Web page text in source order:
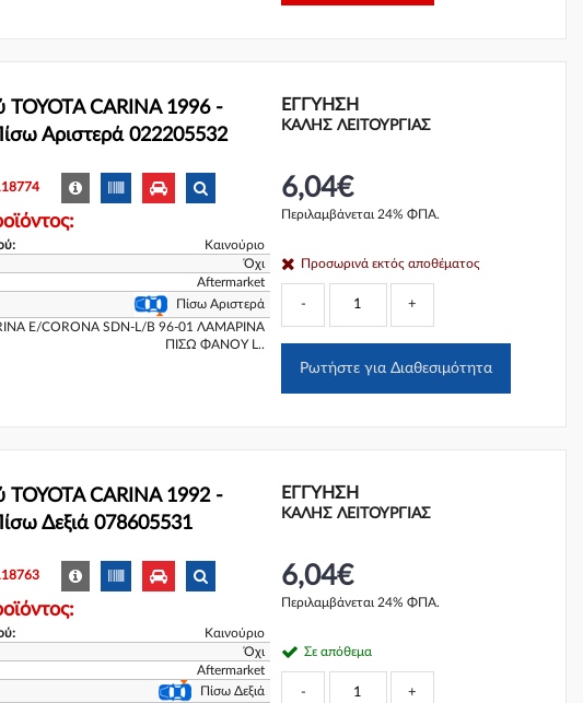
CARINA 1996 -
Αριστερά 022205532
Καινούριο
Όχι
Aftermarket
Πίσω Αριστερά
E/CORONA SDN-L/B 96-01 ΛΑΜΑΡΙΝΑ
ΠΙΣΩ ΦΑΝΟΥ L..
ΕΓΓΎΗΣΗ
ΚΑΛΗΣ ΛΕΙΤΟΥΡΓΙΑΣ
6,04€
Περιλαμβάνεται 24% ΦΠΑ.
Προσωρινά εκτός αποθέματος
- +
Ρωτήστε για Διαθεσιμότητα
CARINA 1992 -
Δεξιά 078605531
Καινούριο
Όχι
Aftermarket
Πίσω Δεξιά
ΕΓΓΎΗΣΗ
ΚΑΛΗΣ ΛΕΙΤΟΥΡΓΙΑΣ
6,04€
Περιλαμβάνεται 24% ΦΠΑ.
Σε απόθεμα
- +